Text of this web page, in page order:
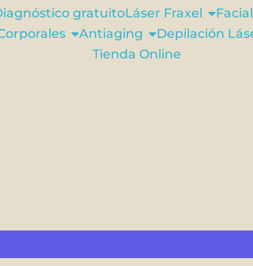
gratuitoLáser Fraxel
Antiaging
Depilación
Tienda Online